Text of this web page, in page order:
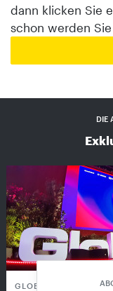
dann klicken Sie
schon werden
DIE
GLOBAL DIY-SUMMIT